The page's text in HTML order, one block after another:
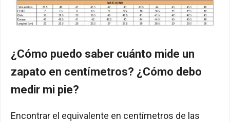
¿Cómo puedo saber cuánto mide un
zapato en centímetros? ¿Cómo debo
medir mi pie?
Encontrar el equivalente en centímetros de las